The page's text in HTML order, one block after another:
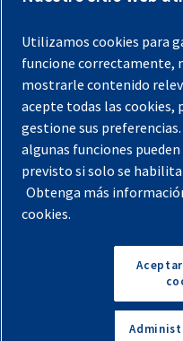
Registra tu compresor
Aviso legal
Garantías
Política de privacidad
Términos y Condiciones
Mapa del sitio
© 2026 Quincy
Utilizamos cookies para
funcione correctamente,
mostrarle contenido
acepte todas las cookies,
gestione sus
algunas funciones
previsto si solo se
Obtenga más
cookies.